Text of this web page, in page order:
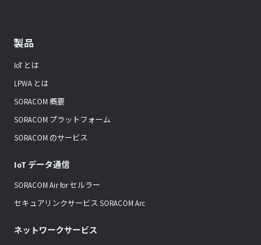
製品
IoT とは
LPWA とは
SORACOM 概要
SORACOM プラットフォーム
SORACOM のサービス
IoT データ通信
SORACOM Air for セルラー
セキュアリンクサービス SORACOM Arc
ネットワークサービス